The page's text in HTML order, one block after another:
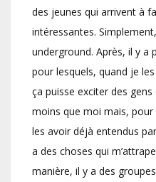
des jeunes qui arrivent à
intéressantes.
underground. Après, il y a
pour lesquels, quand je
ça puisse exciter des
moins que moi mais, pour
les avoir déjà entendus
a des choses qui
manière, il y a des